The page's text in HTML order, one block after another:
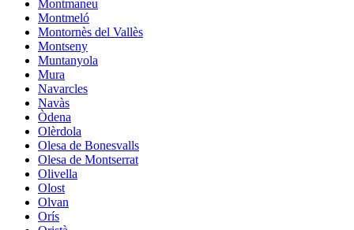
Montmaneu
Montmeló
Montornès del Vallès
Montseny
Muntanyola
Mura
Navarcles
Navàs
Òdena
Olèrdola
Olesa de Bonesvalls
Olesa de Montserrat
Olivella
Olost
Olvan
Orís